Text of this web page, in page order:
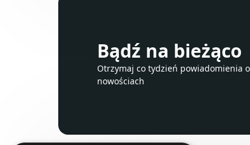
Bądź na bieżąco
Otrzymaj co tydzień powiadomienia
nowościach